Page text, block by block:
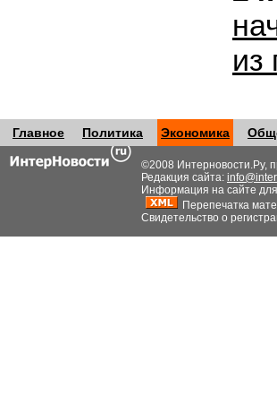
из
Главное Политика Экономика
©2008 Интерновости.Ру,
Редакция сайта:
Информация на сайте
Перепечатка
Свидетельство о